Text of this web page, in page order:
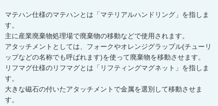
マテハン仕様のマテハンとは「マテリアルハンドリング」を指しま
す。
主に産業廃棄物処理場で廃棄物の移動などで使用されます。
アタッチメントとしては、フォークやオレンジグラップル(チューリ
ップなどの名称でも呼ばれます)を使って廃棄物を移動させます。
リフマグ仕様のリフマグとは「リフティングマグネット」を指しま
す。
大きな磁石の付いたアタッチメントで金属を選別して移動させま
す。